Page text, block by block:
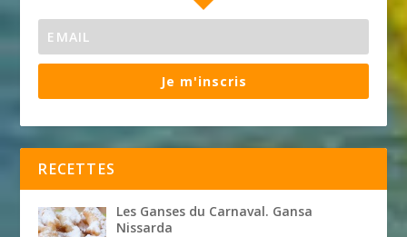
Je m'inscris
RECETTES
Les Ganses du Carnaval. Gansa
Nissarda